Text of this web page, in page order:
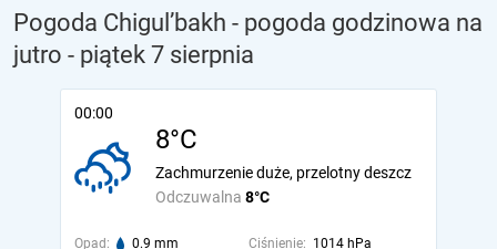
Pogoda Chigul’bakh - pogoda godzinowa na
jutro - piątek 7 sierpnia
00:00
8°C
Odczuwalna 8°C
Zachmurzenie duże, przelotny deszcz
Opad: 0.9 mm Ciśnienie: 1014 hPa